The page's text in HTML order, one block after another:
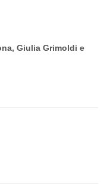
Giulia Grimoldi e